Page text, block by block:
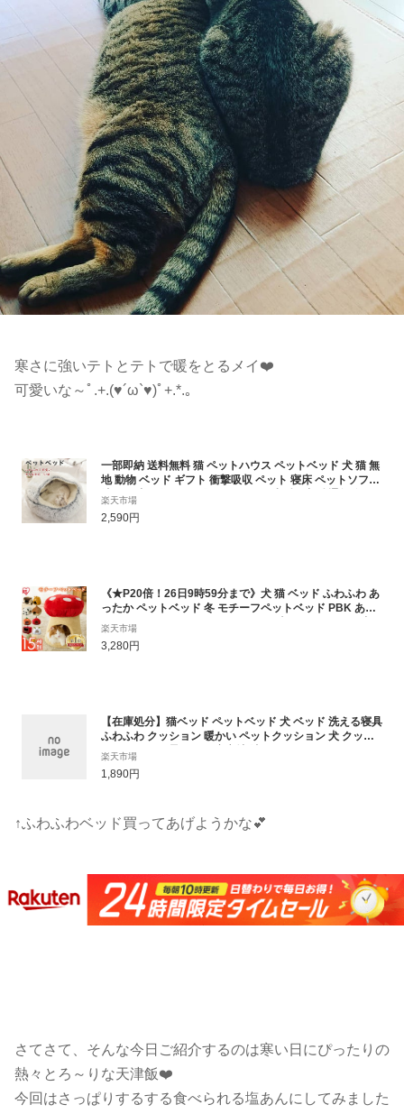
寒さに強いテトとテトで暖をとるメイ❤️
可愛いな～ﾟ.+.(♥´ω`♥)ﾟ+.*.。
一部即納 送料無料 猫 ペットハウス ペットベッド 犬 猫 無
地 動物 ベッド ギフト 衝撃吸収 ペット 寝床 ペットソファ
洗える 犬用品・猫用品 クッション 小型・中型 通年 冬 ふ
わふわ ベッドクッション ペット 柔らか クッション S/M
サイズあり
楽天市場
2,590円
《★P20倍！26日9時59分まで》犬 猫 ベッド ふわふわ あ
ったか ペットベッド 冬 モチーフペットベッド PBK あざ
らし くま りんご みかん 雪だるま 電車 キノコ リス 犬
ペット ベッド 冬 かわいい おしゃれ 可愛い あったか グッ
ズ 犬 猫用 犬用 猫 ベッド
楽天市場
3,280円
【在庫処分】猫ベッド ペットベッド 犬 ベッド 洗える寝具
ふわふわ クッション 暖かい ペットクッション 犬 クッシ
ョン猫ベッド 柔らかい 寝心地 洗える おしゃれ ペット用
品 冬用【佐川急便】
楽天市場
1,890円
↑ふわふわベッド買ってあげようかな💕
さてさて、そんな今日ご紹介するのは寒い日にぴったりの
熱々とろ～りな天津飯❤️
今回はさっぱりするする食べられる塩あんにしてみました